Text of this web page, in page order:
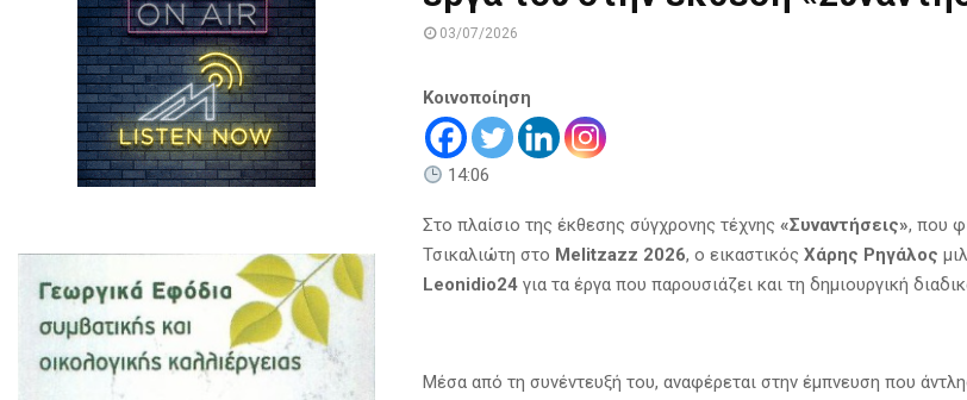
03/07/2026
Κοινοποίηση
14:06
Στο πλαίσιο της έκθεσης σύγχρονης τέχνης «Συναντήσεις», που
Τσικαλιώτη στο Melitzazz 2026, ο εικαστικός Χάρης Ρηγάλος
Leonidio24 για τα έργα που παρουσιάζει και τη δημιουργική
Μέσα από τη συνέντευξή του, αναφέρεται στην έμπνευση που